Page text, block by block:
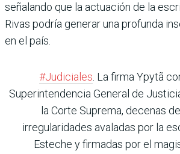
señalando que la actuación de la
Rivas podría generar una profunda
en el país.
#Judiciales. La firma Ypytã
Superintendencia General de
la Corte Suprema, decenas
irregularidades avaladas por la
Esteche y firmadas por el